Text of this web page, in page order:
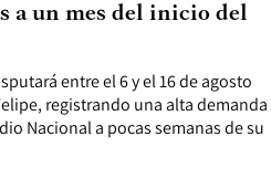
entre el 6 y el 16 de agosto
registrando una alta demanda
Nacional a pocas semanas de su
a un mes del inicio del